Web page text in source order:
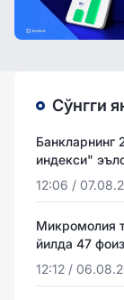
Сўнгги
Банкларнинг
индекси"
12:06 /
Микромолия
йилда 47
12:12 /